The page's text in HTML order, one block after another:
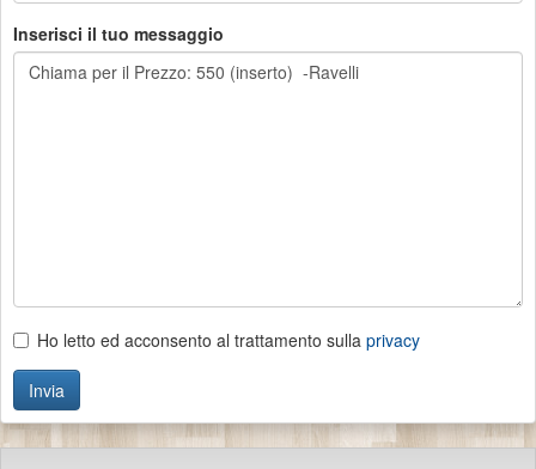
Inserisci il tuo messaggio
Ho letto ed acconsento al trattamento sulla privacy